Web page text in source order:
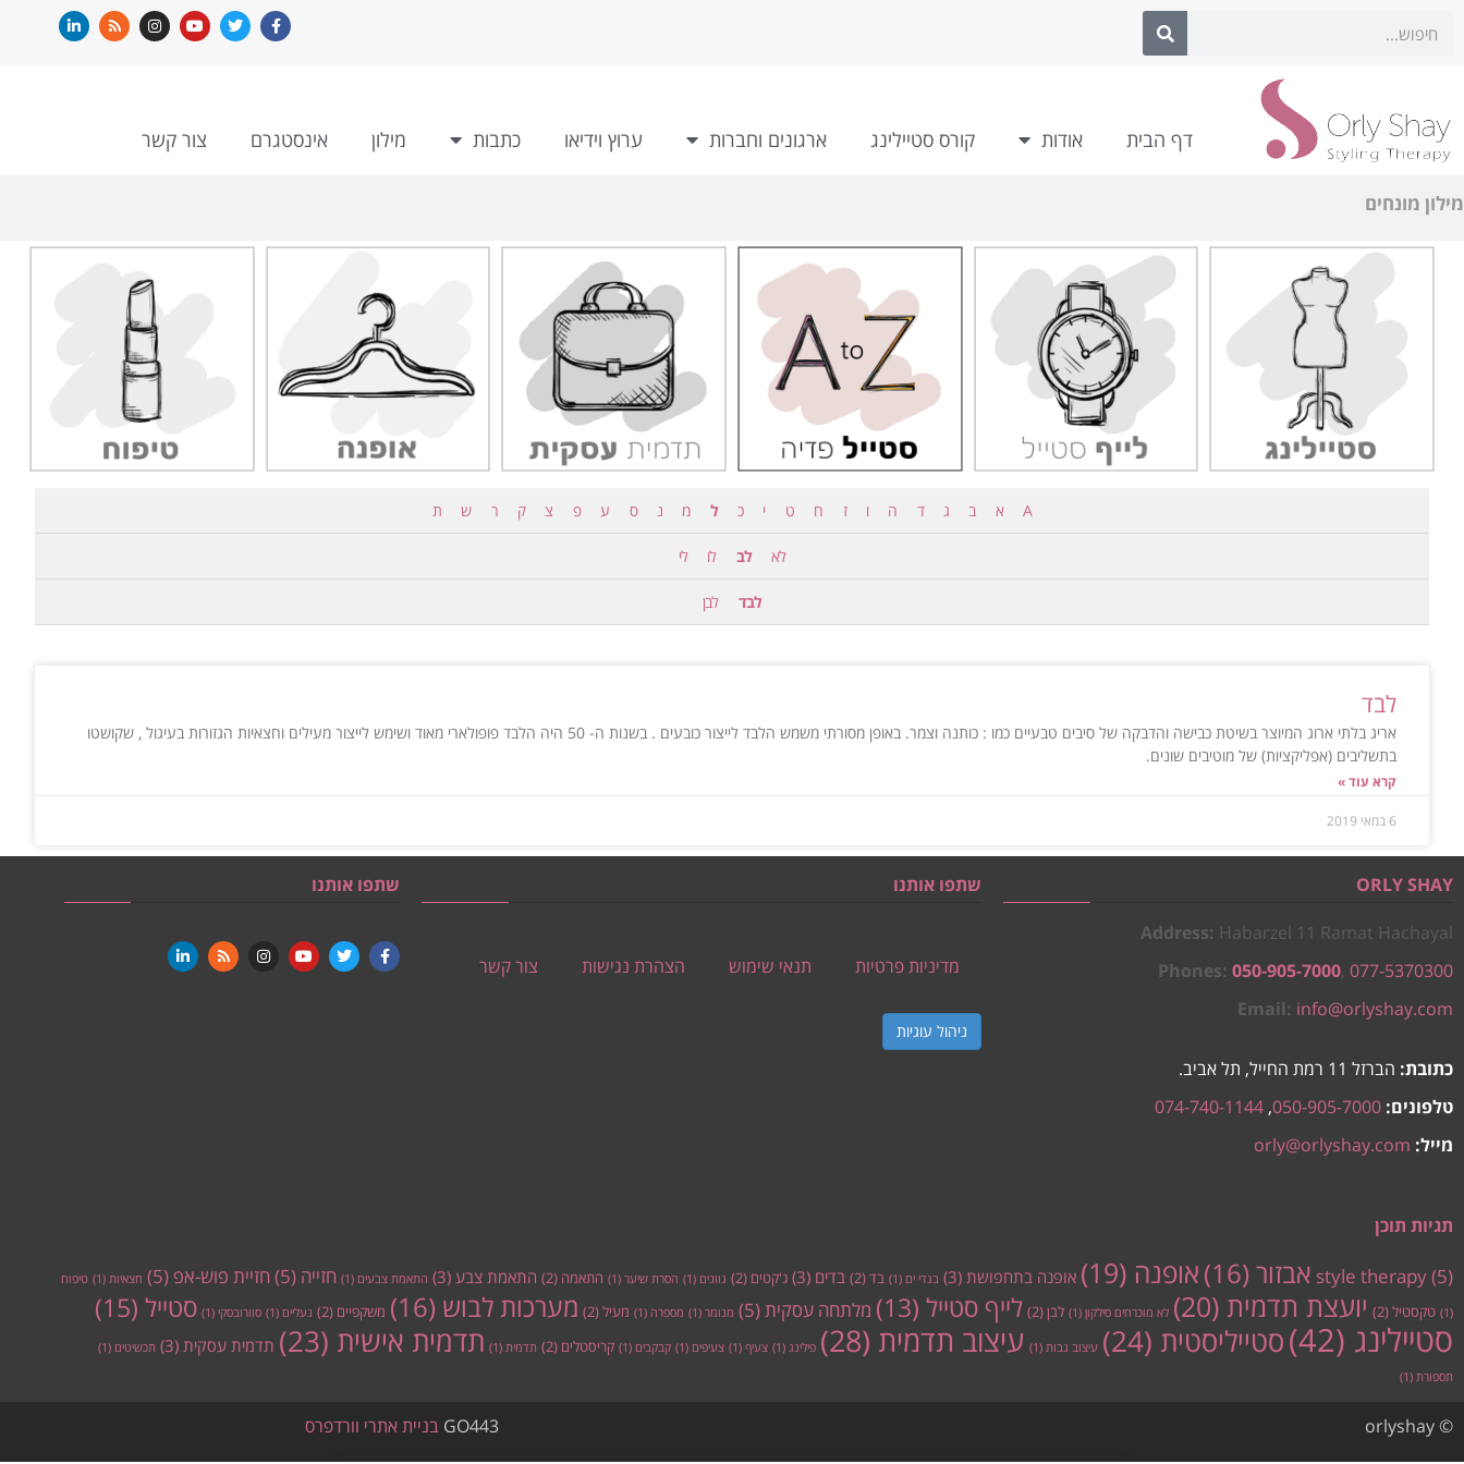
דף הבית אודות קורס סטיילינג ארגונים וחברות ערוץ וידיאו כתבות מילון אינסטגרם צור קשר
מילון מונחים
A א ב ג ד ה ו ז ח ט י כ ל מ נ ס ע פ צ ק ר ש ת
לא לב לו לי
לבד לבן
לבד
אריג בלתי ארוג המיוצר בשיטת כבישה והדבקה של סיבים טבעיים כמו : כותנה וצמר. באופן מסורתי משמש הלבד לייצור כובעים . בשנות ה- 50 היה הלבד פופולארי מאוד ושימש לייצור מעילים וחצאיות הגזורות בעיגול , שקושטו
בתשליבים (אפליקציות) של מוטיבים שונים.
קרא עוד »
6 במאי 2019
ORLY SHAY
Address: Habarzel 11 Ramat Hachayal
Phones: 050-905-7000, 077-5370300
Email: info@orlyshay.com
כתובת: הברזל 11 רמת החייל, תל אביב.
טלפונים: 050-905-7000
,
074-740-1144
מייל: orly@orlyshay.com
שתפו אותנו
מדיניות פרטיות תנאי שימוש הצהרת נגישות צור קשר
ניהול עוגיות
שתפו אותנו
תגיות תוכן
style therapy(5) אבזור (16) אופנה (19) אופנה בתחפושת (3) בגדי ים (1) בד(2) בדים (3) ג'קטים (2) גוונים (1) הסרת שיער (1) התאמה (2) התאמת צבע (3) התאמת צבעים (1) חזייה (5) חזיית פוש-אפ(5) חצאיות (1) טיפוח
(1) טקסטיל(2) יועצת תדמית (20) לא מוכרחים סילקון (1) לבן(2) לייף סטייל (13) מלתחה עסקית (5) מנומר (1) מספרה (1) מעיל(2) מערכות לבוש (16) משקפיים (2) נעליים (1) סוורובסקי (1) סטייל (15)
סטיילינג (42) סטייליסטית (24) עיצוב גבות (1) עיצוב תדמית (28) פילינג (1) צעיף (1) צעיפים (1) קבקבים (1) קריסטלים (2) תדמית (1) תדמית אישית (23) תדמית עסקית (3) תכשיטים (1)
תספורת (1)
© orlyshay
GO443 בניית אתרי וורדפרס